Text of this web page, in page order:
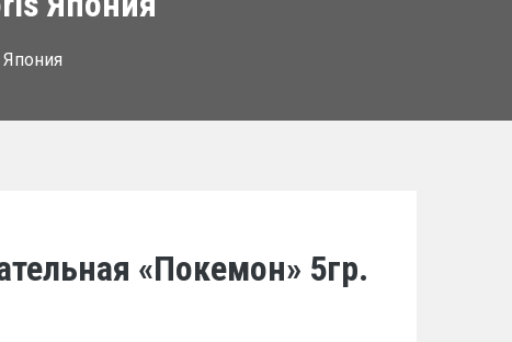
«Покемон» 5гр.